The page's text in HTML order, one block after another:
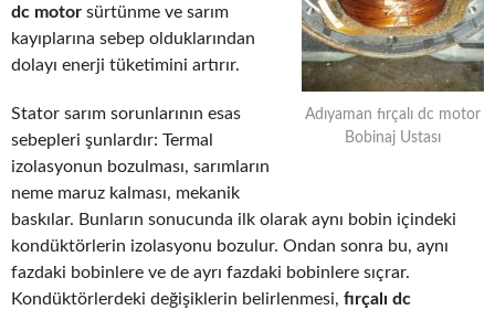
Adıyaman fırçalı dc motor
Bobinaj Ustası
dc motor sürtünme ve sarım
kayıplarına sebep olduklarından
dolayı enerji tüketimini artırır.
Stator sarım sorunlarının esas
sebepleri şunlardır: Termal
izolasyonun bozulması, sarımların
neme maruz kalması, mekanik
baskılar. Bunların sonucunda ilk olarak aynı bobin içindeki
kondüktörlerin izolasyonu bozulur. Ondan sonra bu, aynı
fazdaki bobinlere ve de ayrı fazdaki bobinlere sıçrar.
Kondüktörlerdeki değişiklerin belirlenmesi, fırçalı dc